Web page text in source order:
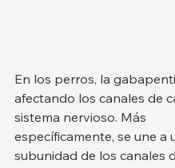
En los perros, la
afectando los canales de
sistema nervioso. Más
específicamente, se une a
subunidad de los canales